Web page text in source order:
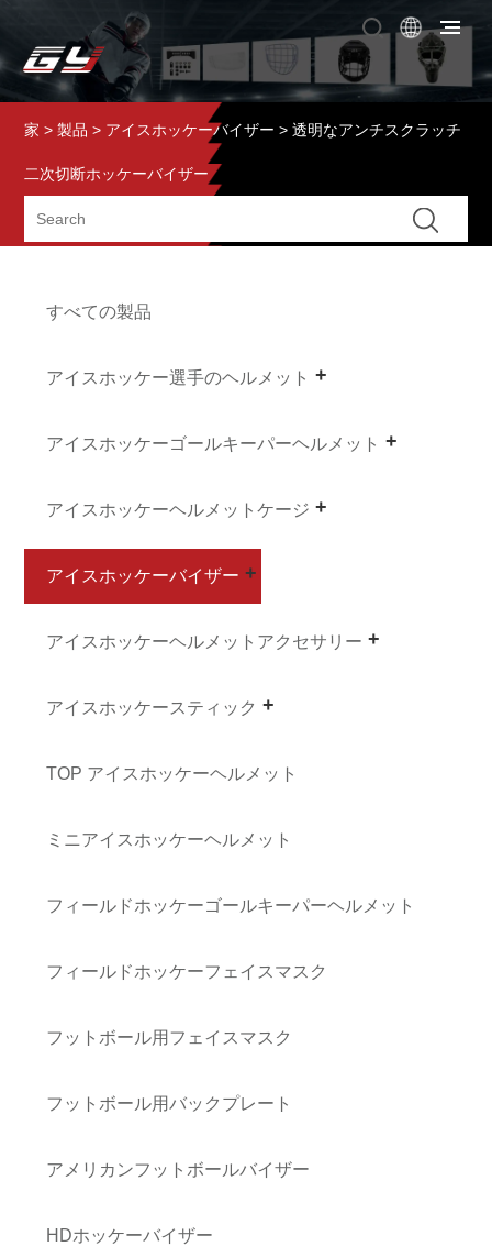
家 > 製品 > アイスホッケーバイザー > 透明なアンチスクラッチ
二次切断ホッケーバイザー
すべての製品
アイスホッケー選手のヘルメット
アイスホッケーゴールキーパーヘルメット
アイスホッケーヘルメットケージ
アイスホッケーバイザー
アイスホッケーヘルメットアクセサリー
アイスホッケースティック
TOP アイスホッケーヘルメット
ミニアイスホッケーヘルメット
フィールドホッケーゴールキーパーヘルメット
フィールドホッケーフェイスマスク
フットボール用フェイスマスク
フットボール用バックプレート
アメリカンフットボールバイザー
HDホッケーバイザー